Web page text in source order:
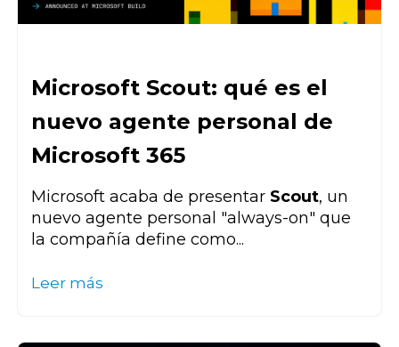
Microsoft Scout: qué es el
nuevo agente personal de
Microsoft 365
Microsoft acaba de presentar Scout, un
nuevo agente personal "always-on" que
la compañía define como...
Leer más